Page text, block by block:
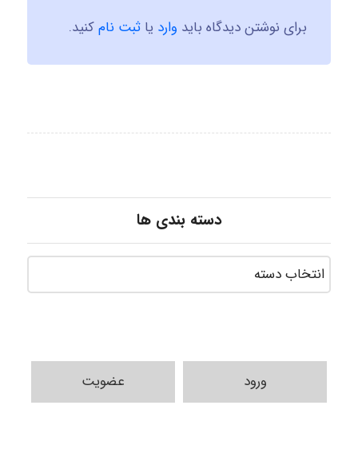
برای نوشتن دیدگاه باید وارد یا ثبت نامکنید.
دسته بندی ها
ورود عضویت